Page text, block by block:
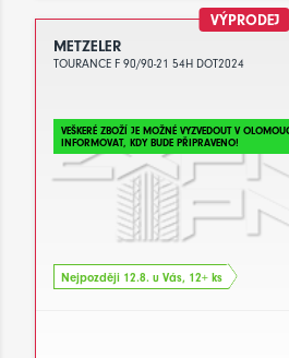
VÝPRODEJ
METZELER
TOURANCE F 90/90-21 54H DOT2024
VEŠKERÉ ZBOŽÍ JE MOŽNÉ VYZVEDOUT V
INFORMOVAT, KDY BUDE PŘIPRAVENO!
Nejpozději 12.8. u Vás, 12+ ks